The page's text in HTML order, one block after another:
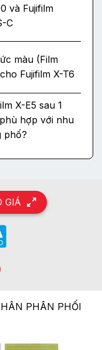
và Fujifilm
C
màu (Film
Fujifilm X-T6
X-E5 sau 1
hợp với nhu
phố?
GIÁ
PHÂN PHỐI